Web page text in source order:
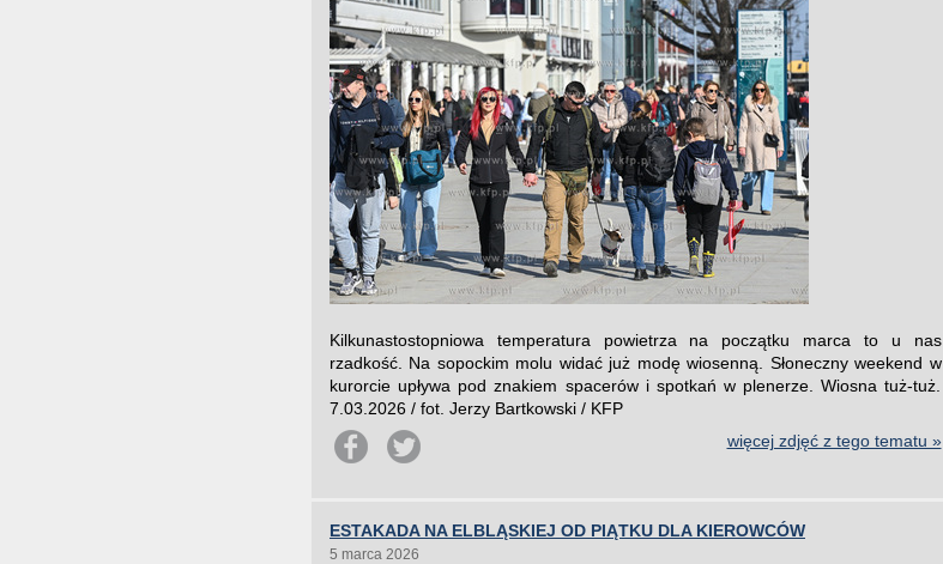
Kilkunastostopniowa temperatura powietrza na początku marca to u nas
rzadkość. Na sopockim molu widać już modę wiosenną. Słoneczny weekend w
kurorcie upływa pod znakiem spacerów i spotkań w plenerze. Wiosna tuż-tuż.
7.03.2026 / fot. Jerzy Bartkowski / KFP
więcej zdjęć z tego tematu »
ESTAKADA NA ELBLĄSKIEJ OD PIĄTKU DLA KIEROWCÓW
5 marca 2026